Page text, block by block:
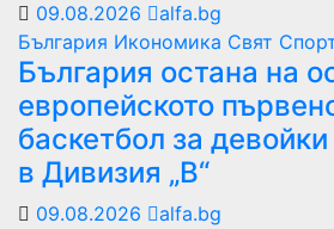
09.08.2026
alfa.bg
България Икономика Свят
България остана на
европейското
баскетбол за
в Дивизия „В“
09.08.2026
alfa.bg